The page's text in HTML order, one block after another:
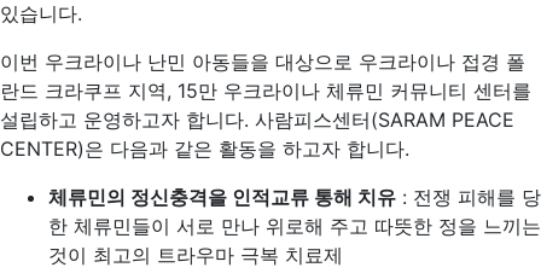
있습니다.
이번 우크라이나 난민 아동들을 대상으로 우크라이나 접경 폴
란드 크라쿠프 지역, 15만 우크라이나 체류민 커뮤니티 센터를
설립하고 운영하고자 합니다. 사람피스센터(SARAM PEACE
CENTER)은 다음과 같은 활동을 하고자 합니다.
체류민의 정신충격을 인적교류 통해 치유 : 전쟁 피해를 당
한 체류민들이 서로 만나 위로해 주고 따뜻한 정을 느끼는
것이 최고의 트라우마 극복 치료제